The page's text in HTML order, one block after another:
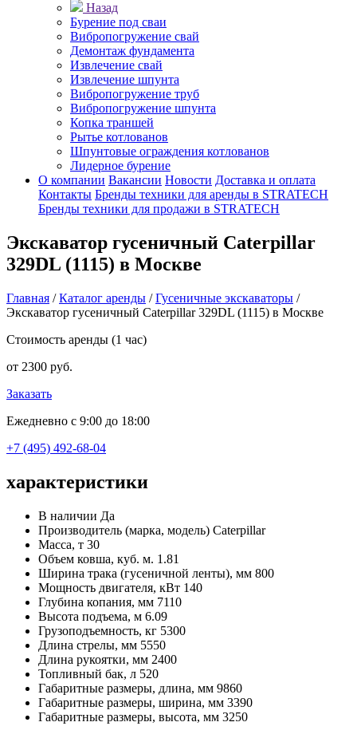
Назад
Бурение под сваи
Вибропогружение свай
Демонтаж фундамента
Извлечение свай
Извлечение шпунта
Вибропогружение труб
Вибропогружение шпунта
Копка траншей
Рытье котлованов
Шпунтовые ограждения котлованов
Лидерное бурение
О компании Вакансии Новости Доставка и оплата
Контакты Бренды техники для аренды в STRATECH
Бренды техники для продажи в STRATECH
Экскаватор гусеничный Caterpillar
329DL (1115) в Москве
Главная / Каталог аренды / Гусеничные экскаваторы /
Экскаватор гусеничный Caterpillar 329DL (1115) в Москве
Стоимость аренды (1 час)
от 2300 руб.
Заказать
Ежедневно с 9:00 до 18:00
+7 (495) 492-68-04
характеристики
В наличии Да
Производитель (марка, модель) Caterpillar
Масса, т 30
Объем ковша, куб. м. 1.81
Ширина трака (гусеничной ленты), мм 800
Мощность двигателя, кВт 140
Глубина копания, мм 7110
Высота подъема, м 6.09
Грузоподъемность, кг 5300
Длина стрелы, мм 5550
Длина рукоятки, мм 2400
Топливный бак, л 520
Габаритные размеры, длина, мм 9860
Габаритные размеры, ширина, мм 3390
Габаритные размеры, высота, мм 3250